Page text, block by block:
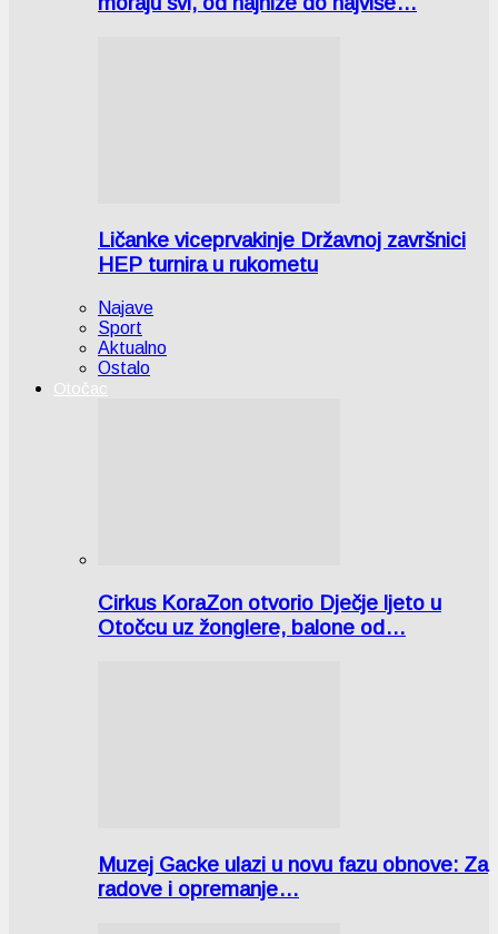
Ličanke viceprvakinje Državnoj završnici
HEP turnira u rukometu
Najave
Sport
Aktualno
Ostalo
Otočac
Cirkus KoraZon otvorio Dječje ljeto u
Otočcu uz žonglere, balone od…
Muzej Gacke ulazi u novu fazu obnove: Za
radove i opremanje…